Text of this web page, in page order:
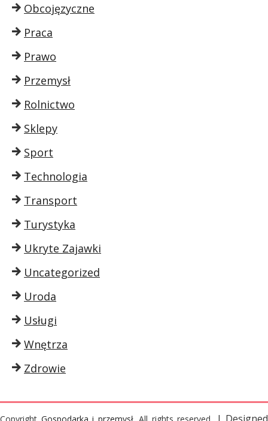
Obcojęzyczne
Praca
Prawo
Przemysł
Rolnictwo
Sklepy
Sport
Technologia
Transport
Turystyka
Ukryte Zajawki
Uncategorized
Uroda
Usługi
Wnętrza
Zdrowie
Copyright Gospodarka i przemysł. All rights reserved.